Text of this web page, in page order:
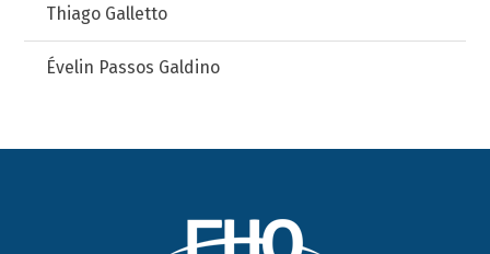
Thiago Galletto
Évelin Passos Galdino